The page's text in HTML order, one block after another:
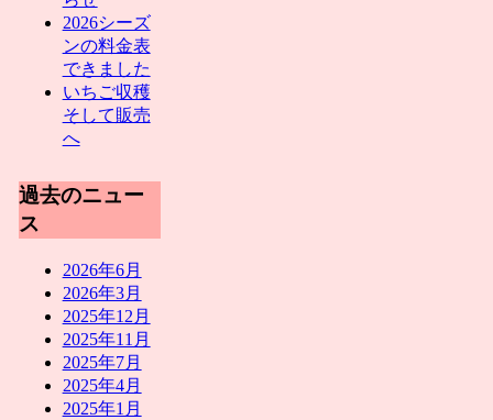
2026シーズ
ンの料金表
できました
いちご収穫
そして販売
へ
過去のニュー
ス
2026年6月
2026年3月
2025年12月
2025年11月
2025年7月
2025年4月
2025年1月